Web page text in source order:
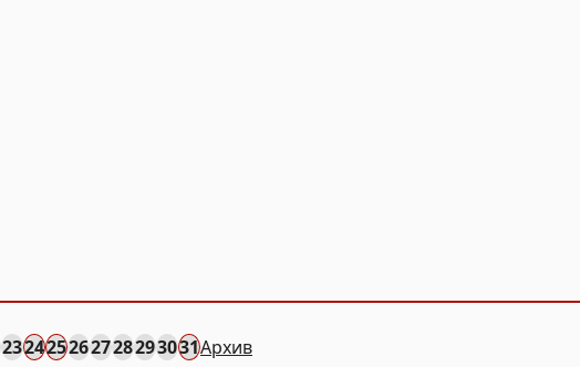
232425262728293031Архив